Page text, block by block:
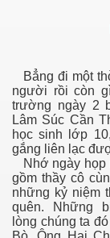
Bẳngđi một
người rồi còn
trường ngày 2
Lâm Súc Cần
học sinh lớp
gắng liên lạc
Nhớ ngày họp
gồm thầy cô
những kỷ niệm
quên. Những
lòng chúng ta